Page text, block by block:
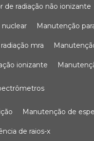
de radiação não ionizante
nuclear manutenção
mra
ionizante
manutenção de
de raios-x